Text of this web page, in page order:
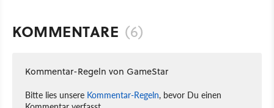
KOMMENTARE (6)
Kommentar-Regeln von GameStar
Bitte lies unsere Kommentar-Regeln, bevor Du einen